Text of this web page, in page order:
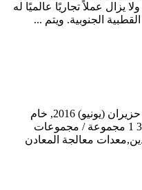
يزال عملاً تجاريًا عالميًا له
الجنوبية. ويتم ...
آلات تعدين الذهب وآلات التكسير. 13 حزيران (يونيو) 2016, خام
النحاس معدات تعدين الذهب$ 300000 1 مجموعة / مجموعات
معالجة المعادن